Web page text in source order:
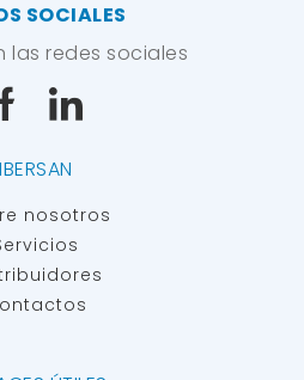
IBERSAN
nosotros
SOCIALES
las redes sociales